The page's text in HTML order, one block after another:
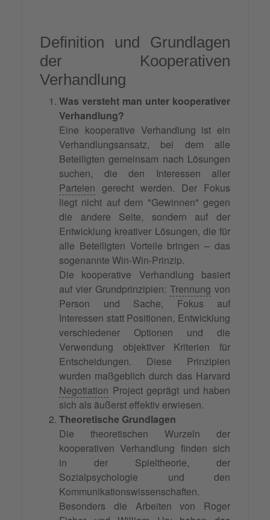
Definition und Grundlagen
der Kooperativen
Verhandlung
Was versteht man unter kooperativer
Verhandlung?
Eine kooperative Verhandlung ist ein
Verhandlungsansatz, bei dem alle
Beteiligten gemeinsam nach Lösungen
suchen, die den Interessen aller
Parteien gerecht werden. Der Fokus
liegt nicht auf dem "Gewinnen" gegen
die andere Seite, sondern auf der
Entwicklung kreativer Lösungen, die für
alle Beteiligten Vorteile bringen – das
sogenannte Win-Win-Prinzip.
Die kooperative Verhandlung basiert
auf vier Grundprinzipien: Trennung von
Person und Sache, Fokus auf
Interessen statt Positionen, Entwicklung
verschiedener Optionen und die
Verwendung objektiver Kriterien für
Entscheidungen. Diese Prinzipien
wurden maßgeblich durch das Harvard
Negotiation Project geprägt und haben
sich als äußerst effektiv erwiesen.
Theoretische Grundlagen
Die theoretischen Wurzeln der
kooperativen Verhandlung finden sich
in der Spieltheorie, der
Sozialpsychologie und den
Kommunikationswissenschaften.
Besonders die Arbeiten von Roger